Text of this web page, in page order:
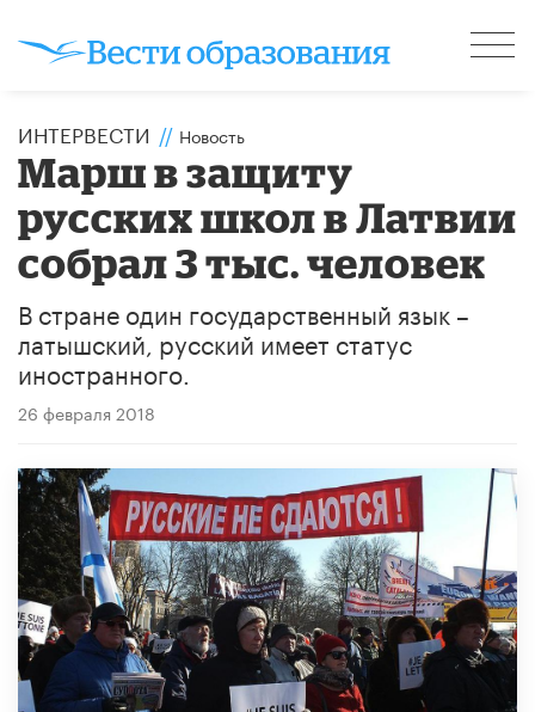
ИНТЕРВЕСТИ // Новость
Марш в защиту
русских школ в Латвии
собрал 3 тыс. человек
В стране один государственный язык –
латышский, русский имеет статус
иностранного.
26 февраля 2018